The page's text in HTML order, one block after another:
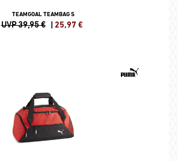
TEAMGOAL TEAMBAG S
UVP 39,95 € | 25,97 €